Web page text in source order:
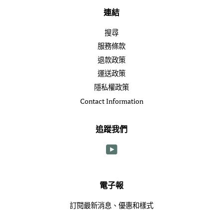
連結
搜尋
服務條款
退款政策
運送政策
隱私權政策
Contact Information
追蹤我們
電子報
訂閱最新消息、優惠和樣式